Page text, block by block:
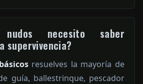
nudos necesito saber
supervivencia?
resuelves la mayoría de
guía, ballestrinque, pescador